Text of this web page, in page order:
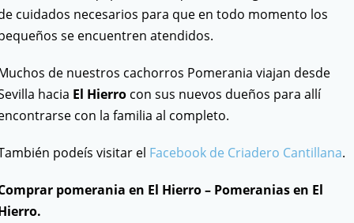
cuidados necesarios para que en todo momento los
se encuentren atendidos.
de nuestros cachorros Pomerania viajan desde
hacia El Hierro con sus nuevos dueños para allí
con la familia al completo.
podeís visitar el Facebook de Criadero Cantillana.
pomerania en El Hierro – Pomeranias en El